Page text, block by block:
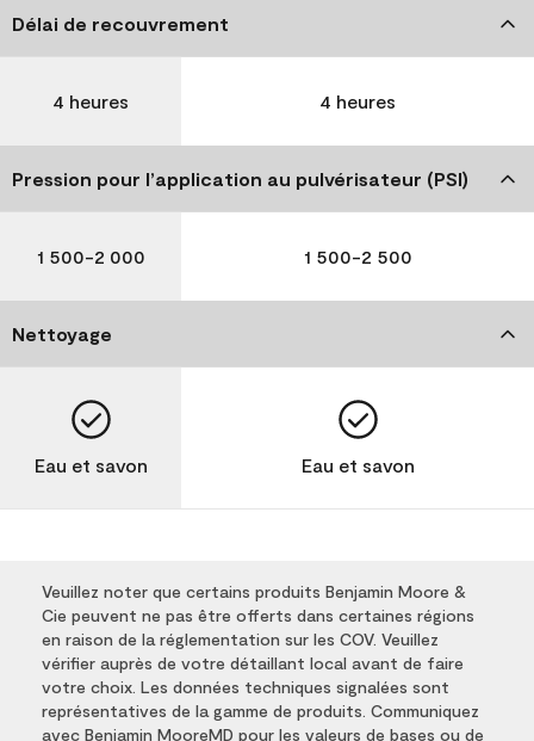
Délai de recouvrement
4 heures 4 heures
Pression pour l’application au pulvérisateur (PSI)
1 500-2 000 1 500-2 500
Nettoyage
Eau et savon Eau et savon
Veuillez noter que certains produits Benjamin Moore &
Cie peuvent ne pas être offerts dans certaines régions
en raison de la réglementation sur les COV. Veuillez
vérifier auprès de votre détaillant local avant de faire
votre choix. Les données techniques signalées sont
représentatives de la gamme de produits. Communiquez
avec Benjamin MooreMD pour les valeurs de bases ou de